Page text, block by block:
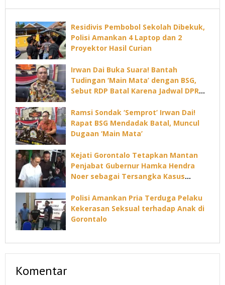
Residivis Pembobol Sekolah Dibekuk,
Polisi Amankan 4 Laptop dan 2
Proyektor Hasil Curian
Irwan Dai Buka Suara! Bantah
Tudingan ‘Main Mata’ dengan BSG,
Sebut RDP Batal Karena Jadwal DPRD
Ramsi Sondak ‘Semprot’ Irwan Dai!
Rapat BSG Mendadak Batal, Muncul
Dugaan ‘Main Mata’
Kejati Gorontalo Tetapkan Mantan
Penjabat Gubernur Hamka Hendra
Noer sebagai Tersangka Kasus
Polisi Amankan Pria Terduga Pelaku
Kekerasan Seksual terhadap Anak di
Gorontalo
Komentar